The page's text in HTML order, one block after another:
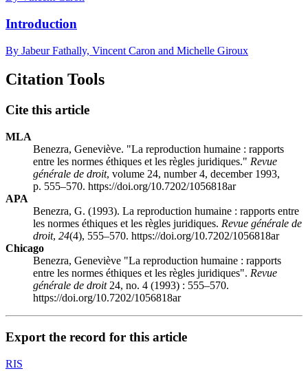
Introduction
By Jabeur Fathally, Vincent Caron and Michelle Giroux
Citation Tools
Cite this article
MLA
Benezra, Geneviève. "La reproduction humaine : rapports
entre les normes éthiques et les règles juridiques." Revue
générale de droit, volume 24, number 4, december 1993,
p. 555–570. https://doi.org/10.7202/1056818ar
APA
Benezra, G. (1993). La reproduction humaine : rapports entre
les normes éthiques et les règles juridiques. Revue générale de
droit, 24(4), 555–570. https://doi.org/10.7202/1056818ar
Chicago
Benezra, Geneviève "La reproduction humaine : rapports
entre les normes éthiques et les règles juridiques". Revue
générale de droit24, no. 4 (1993) : 555–570.
https://doi.org/10.7202/1056818ar
Export the record for this article
RIS